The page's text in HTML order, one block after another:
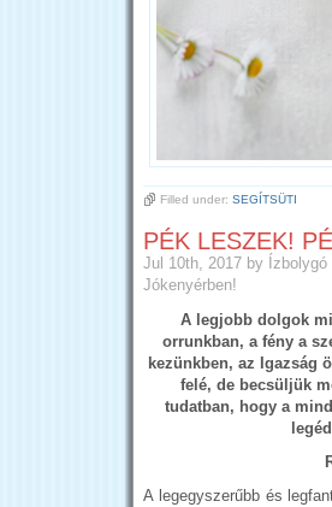
Filled under: SEGÍTSÜTI
PÉK LESZEK!
Jul 10th, 2017 by Ízbolygó
Jókenyérben!
A legjobb dolgok
orrunkban, a fény a
kezünkben, az Igazság
felé, de becsüljük
tudatban, hogy a
A legegyszerűbb és